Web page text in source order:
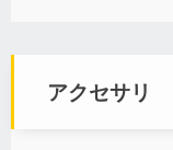
アクセサリ